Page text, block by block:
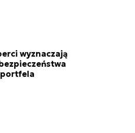
wyznaczają